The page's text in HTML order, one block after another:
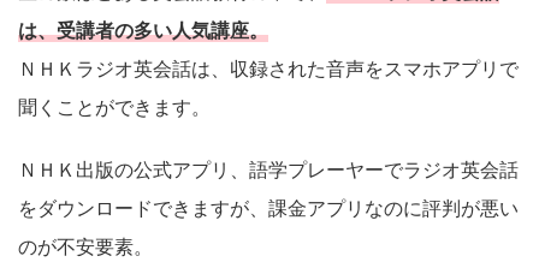
は、受講者の多い人気講座。
ＮＨＫラジオ英会話は、収録された音声をスマホアプリで
聞くことができます。
ＮＨＫ出版の公式アプリ、語学プレーヤーでラジオ英会話
をダウンロードできますが、課金アプリなのに評判が悪い
のが不安要素。